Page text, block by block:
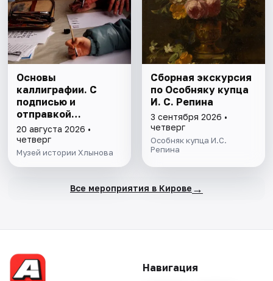
Основы
каллиграфии. С
подписью и
отправкой
открытки
20 августа 2026 •
четверг
Музей истории Хлынова
Сборная экскурсия
по Особняку купца
И. С. Репина
3 сентября 2026 •
четверг
Особняк купца И.С.
Репина
Все мероприятия в Кирове →
Навигация